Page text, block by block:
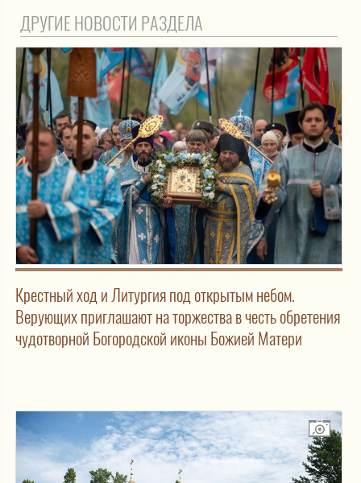
ДРУГИЕ НОВОСТИ РАЗДЕЛА
Крестный ход и Литургия под открытым небом.
Верующих приглашают на торжества в честь обретения
чудотворной Богородской иконы Божией Матери